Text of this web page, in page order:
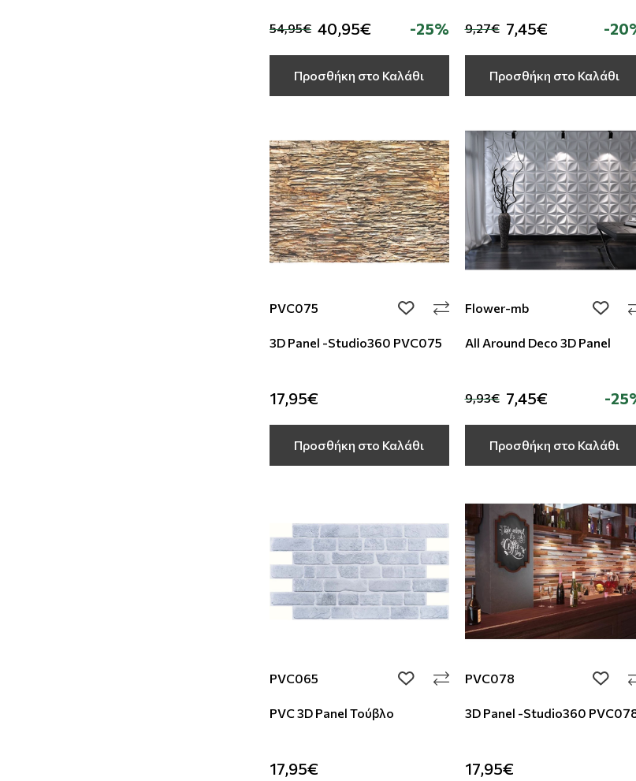
54,95€ 40,95€ -25%
Προσθήκη στο Καλάθι
9,27€ 7,45€ -
Προσθήκη στο Καλάθι
PVC075 add to wishlist
3D Panel -Studio360 PVC075
17,95€
Προσθήκη στο Καλάθι
Flower-mb add
All Around Deco 3D Panel
9,93€ 7,45€ -
Προσθήκη στο Καλάθι
PVC065 add to wishlist
PVC 3D Panel Τούβλο
17,95€
PVC078 add
3D Panel -Studio360
17,95€